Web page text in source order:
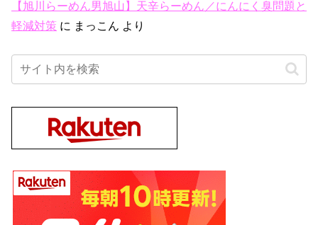
【旭川らーめん男旭山】天辛らーめん／にんにく臭問題と
軽減対策 に まっこん より